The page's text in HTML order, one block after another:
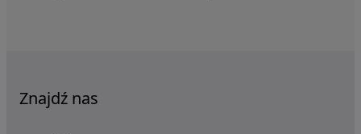
Znajdź nas